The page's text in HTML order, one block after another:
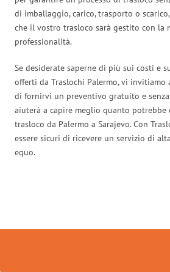
di imballaggio, carico, trasporto o
che il vostro trasloco sarà gestito con la
professionalità.
Se desiderate saperne di più sui costi e
offerti da Traslochi Palermo, vi invitiamo
di fornirvi un preventivo gratuito e
aiuterà a capire meglio quanto potrebbe
trasloco da Palermo a Sarajevo. Con
essere sicuri di ricevere un servizio di
equo.